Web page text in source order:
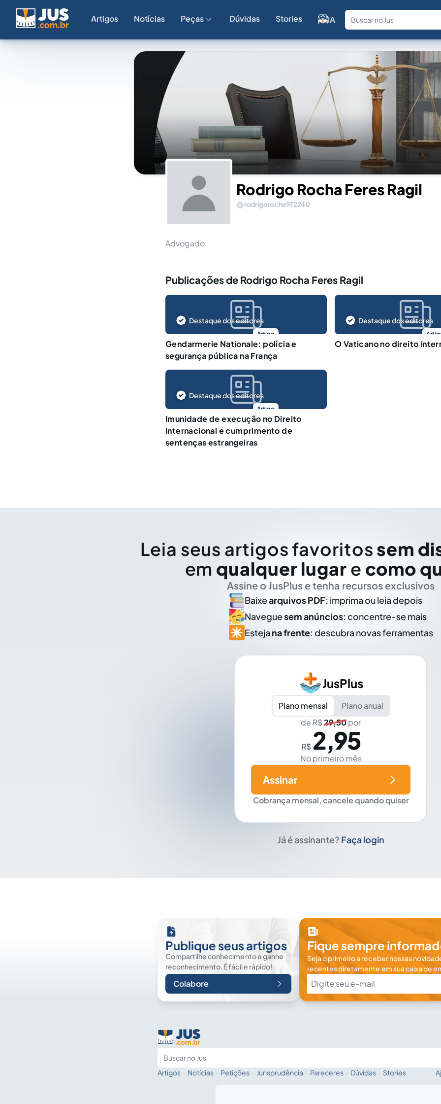
Artigos Notícias Peças Dúvidas Stories IA
Fale com
Rodrigo Rocha Feres Ragil
rodrigorocha972240
Advogado
Publicações de Rodrigo Rocha Feres Ragil
Artigo
Destaque dos editores
Gendarmerie Nationale: polícia e
segurança pública na França
Destaque dos editores
O Vaticano no direito
Artigo
Destaque dos editores
Imunidade de execução no Direito
Internacional e cumprimento de
sentenças estrangeiras
Leia seus artigos favoritos sem
em qualquer lugar e como
Assine o JusPlus e tenha recursos exclusivos
Baixearquivos PDF: imprima ou leia depois
Naveguesem anúncios: concentre-se mais
Esteja na frente: descubra novas ferramentas
JusPlus
Plano mensal
Plano anual
de R$29,50por
R$ 2,95
No primeiro mês
Cobrança mensal, cancele quando quiser
Assinar
Já é assinante? Faça login
Publique seus artigos
Compartilhe conhecimento e ganhe
reconhecimento. É fácil e rápido!
Colabore
Fique sempre
Seja o primeiro a receber nossas
recentes diretamente em sua caixa de
Artigos · Notícias · Petições · Jurisprudência · Pareceres · Dúvidas · Stories